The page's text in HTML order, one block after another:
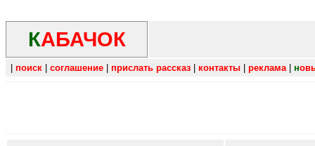
КАБАЧОК
поиск соглашение прислать рассказ контакты реклама| н